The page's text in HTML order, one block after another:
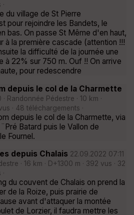
du village de St Pierre
pour rejoindre les Bandets, le
bas. On passe St Même d'en haut,
à la première cascade (attention !!!
la difficulté de la journée une
à 22% sur 750 m. Ouf !! On arrive
pour redescendre
depuis le col de la Charmette
Randonnée Pédestre · 10 km ·
· 48 téléchargements ·
depuis le col de la Charmette, via
Batard puis le Vallon de
Fournel.
depuis Chalais 22.09.2022 07:11
· 16 km · D+1300 m · 392 vus · 32
du couvent de Chalais on prend la
de la Roize, puis prairie de
avant d'attaquer la montée
de Lorzier, il faudra mettre les